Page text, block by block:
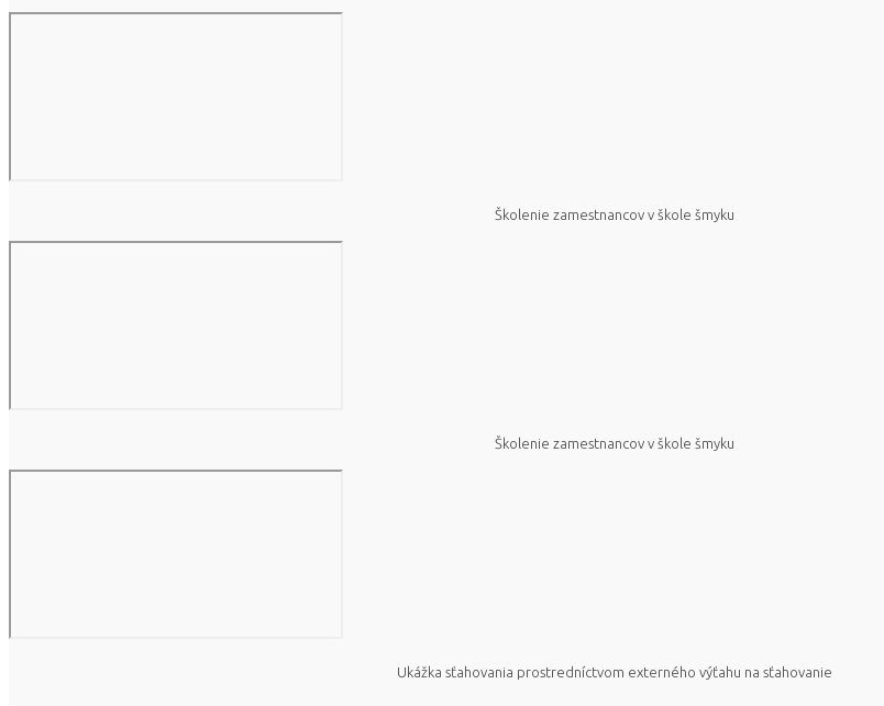
Školenie zamestnancov v škole šmyku
Školenie zamestnancov v škole šmyku
Ukážka sťahovania prostredníctvom externého výťahu na sťahovanie